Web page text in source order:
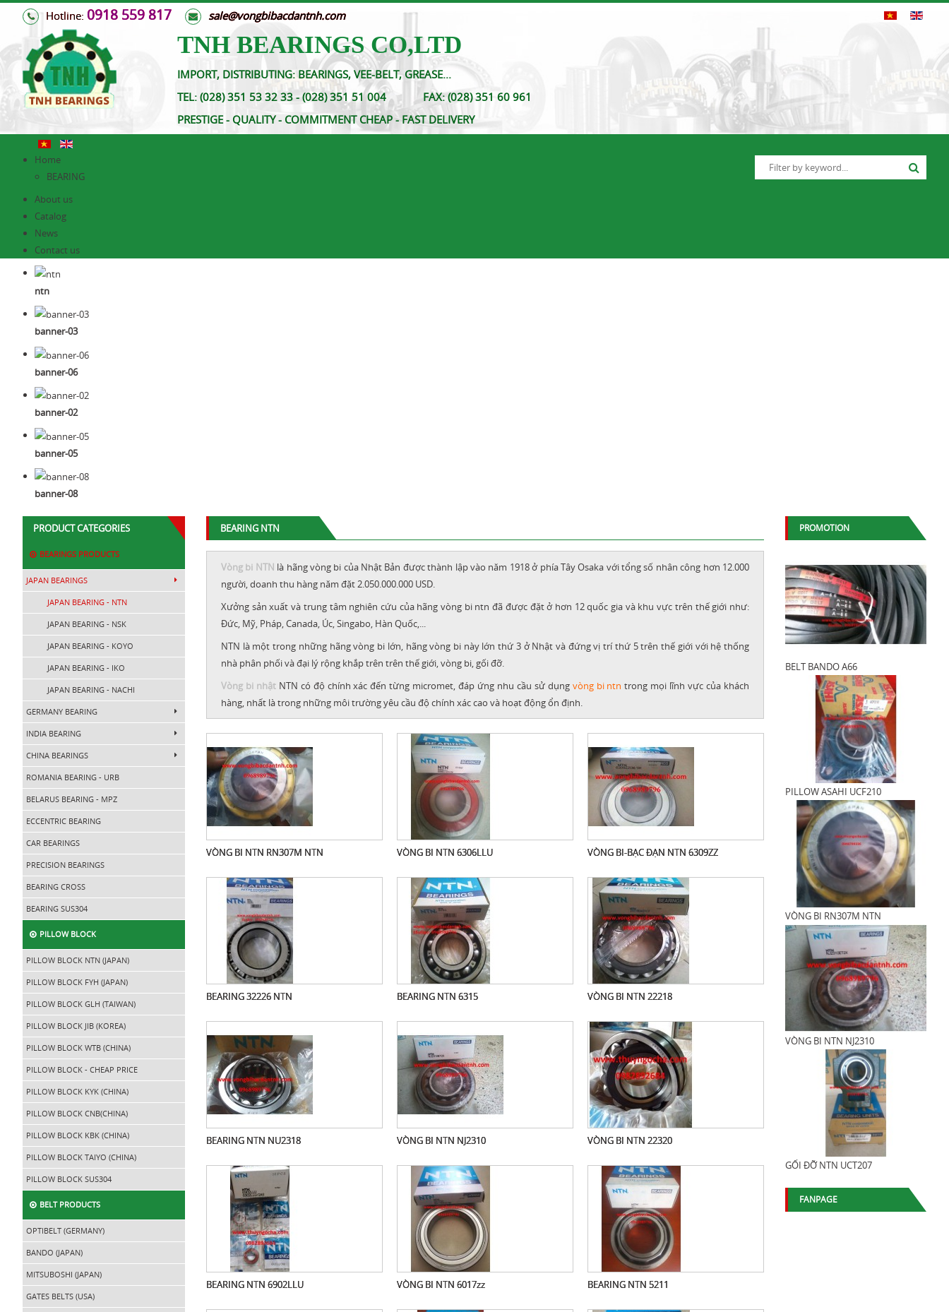
Hotline: 0918 559 817 sale@vongbibacdantnh.com
TNH BEARINGS CO,LTD
IMPORT, DISTRIBUTING: BEARINGS, VEE-BELT, GREASE...
TEL:(028) 351 53 32 33 - (028) 351 51 004 FAX:(028) 351 60 961
PRESTIGE - QUALITY - COMMITMENT CHEAP - FAST DELIVERY
Home
BEARING
About us
Catalog
News
Contact us
ntn
banner-03
banner-06
banner-02
banner-05
banner-08
PRODUCT CATEGORIES
BEARINGS PRODUCTS
JAPAN BEARINGS
JAPAN BEARING - NTN
JAPAN BEARING - NSK
JAPAN BEARING - KOYO
JAPAN BEARING - IKO
JAPAN BEARING - NACHI
GERMANY BEARING
INDIA BEARING
CHINA BEARINGS
ROMANIA BEARING - URB
BELARUS BEARING - MPZ
ECCENTRIC BEARING
CAR BEARINGS
PRECISION BEARINGS
BEARING CROSS
BEARING SUS304
PILLOW BLOCK
PILLOW BLOCK NTN (JAPAN)
PILLOW BLOCK FYH (JAPAN)
PILLOW BLOCK GLH (TAIWAN)
PILLOW BLOCK JIB (KOREA)
PILLOW BLOCK WTB (CHINA)
PILLOW BLOCK - CHEAP PRICE
PILLOW BLOCK KYK (CHINA)
PILLOW BLOCK CNB(CHINA)
PILLOW BLOCK KBK (CHINA)
PILLOW BLOCK TAIYO (CHINA)
PILLOW BLOCK SUS304
BELT PRODUCTS
OPTIBELT (GERMANY)
BANDO (JAPAN)
MITSUBOSHI (JAPAN)
GATES BELTS (USA)
BEARING NTN
Vòng bi NTN là hãng vòng bi của Nhật Bản được thành lập vào năm 1918 ở phía Tây Osaka với tổng số nhân công hơn 12.000
người, doanh thu hàng năm đặt 2.050.000.000 USD.
Xưởng sản xuất và trung tâm nghiên cứu của hãng vòng bi ntn đã được đặt ở hơn 12 quốc gia và khu vực trên thế giới như:
Đức, Mỹ, Pháp, Canada, Úc, Singabo, Hàn Quốc,...
NTN là một trong những hãng vòng bi lớn, hãng vòng bi này lớn thứ 3 ở Nhật và đứng vị trí thứ 5 trên thế giới với hệ thống
nhà phân phối và đại lý rộng khắp trên trên thế giới, vòng bi, gối đỡ.
Vòng bi nhậtNTN có độ chính xác đến từng micromet, đáp ứng nhu cầu sử dụng vòng bi ntn trong mọi lĩnh vực của khách
hàng, nhất là trong những môi trường yêu cầu độ chính xác cao và hoạt động ổn định.
VÒNG BI NTN RN307M NTN VÒNG BI NTN 6306LLU VÒNG BI-BẠC ĐẠN NTN 6309ZZ
BEARING 32226 NTN BEARING NTN 6315 VÒNG BI NTN 22218
BEARING NTN NU2318 VÒNG BI NTN NJ2310 VÒNG BI NTN 22320
BEARING NTN 6902LLU VÒNG BI NTN 6017zz BEARING NTN 5211
PROMOTION
BELT BANDO A66
PILLOW ASAHI UCF210
VÒNG BI RN307M NTN
VÒNG BI NTN NJ2310
GỐI ĐỠ NTN UCT207
FANPAGE